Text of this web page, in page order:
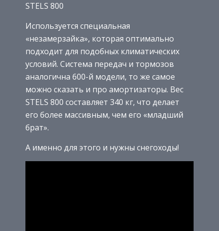
STELS 800
Используется специальная
«незамерзайка», которая оптимально
подходит для подобных климатических
условий. Система передач и тормозов
аналогична 600-й модели, то же самое
можно сказать и про амортизаторы. Вес
STELS 800 составляет 340 кг, что делает
его более массивным, чем его «младший
брат».
А именно для этого и нужны снегоходы!